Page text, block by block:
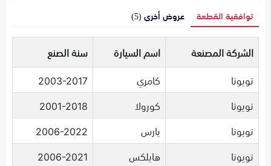
توافقية القطعة عروض أخرى (5)
الشركة المصنعة اسم السيارة
سنة الصنع
تويوتا
كامري
2003-2017
تويوتا
كورولا
2001-2018
تويوتا
يارس
2006-2022
تويوتا
هايلكس
2006-2021